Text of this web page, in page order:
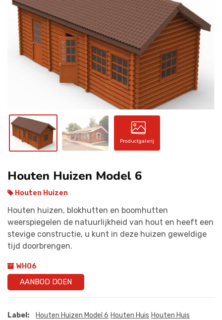
REFERENTIES
CONTACT
Productgalerij
Houten Huizen Model 6
Houten Huizen
Houten huizen, blokhutten en boomhutten
weerspiegelen de natuurlijkheid van hout en heeft een
stevige constructie, u kunt in deze huizen geweldige
tijd doorbrengen.
WH06
AANBOD DOEN
Label: Houten Huizen Model 6 Houten Huis Houten Huis